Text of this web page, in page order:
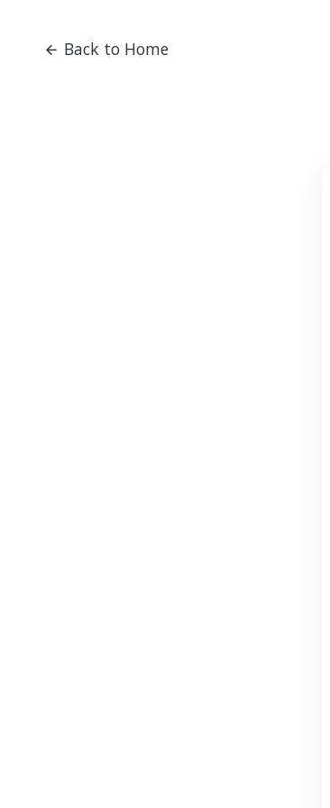
Back to Home